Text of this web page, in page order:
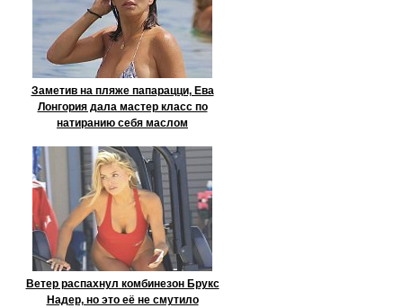
Заметив на пляже папарацци, Ева
Лонгория дала мастер класс по
натиранию себя маслом
Ветер распахнул комбинезон Брукс
Надер, но это её не смутило